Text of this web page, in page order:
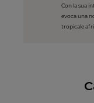
Con la sua
evoca una
tropicale